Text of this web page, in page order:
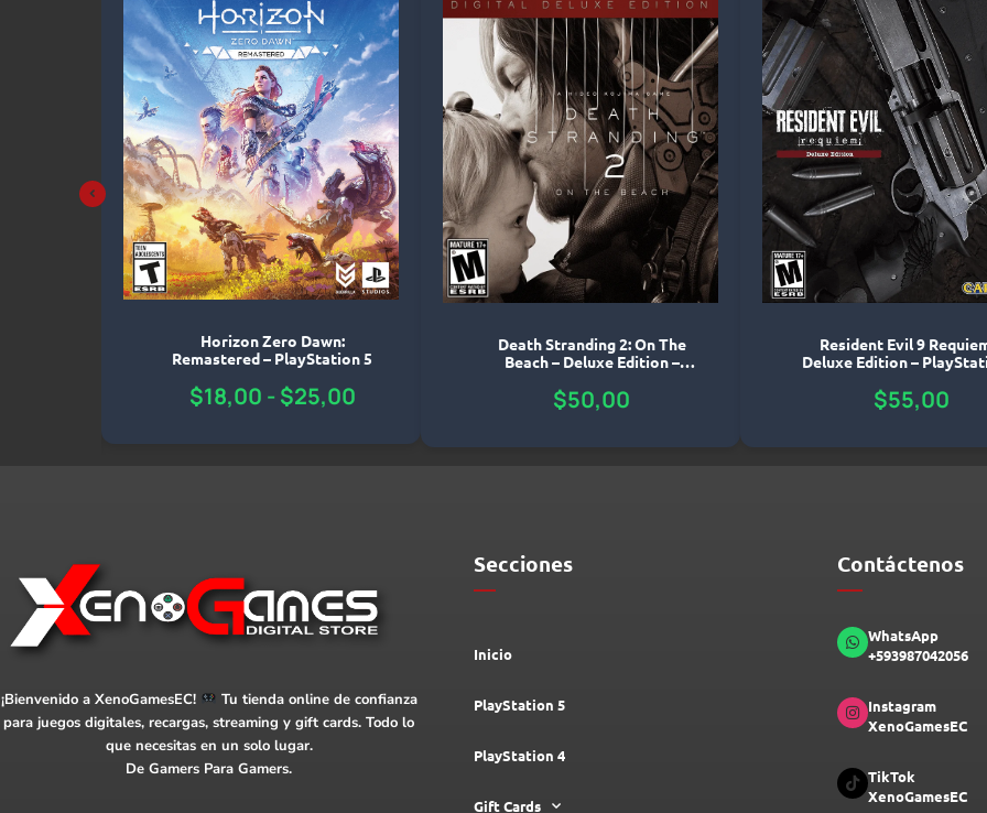
Horizon Zero Dawn:
Remastered – PlayStation 5
$18,00 - $25,00
Death Stranding 2: On The
Beach – Deluxe Edition –
$50,00
Resident Evil 9
Deluxe Edition –
$55,00
¡Bienvenido a XenoGamesEC!
Tu tienda online de confianza
para juegos digitales, recargas, streaming y gift cards. Todo lo
que necesitas en un solo lugar.
De Gamers Para Gamers.
Secciones
Inicio
PlayStation 5
PlayStation 4
Gift Cards
Contáctenos
WhatsApp
+593987042056
Instagram
XenoGamesEC
TikTok
XenoGamesEC